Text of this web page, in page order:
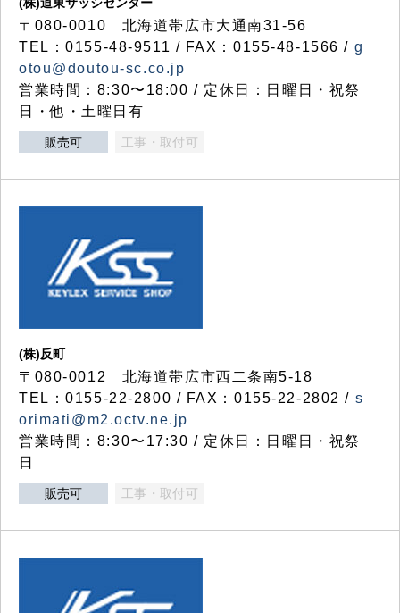
〒080-0010 北海道帯広市大通南31-56
TEL：0155-48-9511 / FAX：0155-48-1566 / g
otou@doutou-sc.co.jp
営業時間：8:30〜18:00 / 定休日：日曜日・祝祭
日・他・土曜日有
販売可 工事・取付可
(株)反町
〒080-0012 北海道帯広市西二条南5-18
TEL：0155-22-2800 / FAX：0155-22-2802 / s
orimati@m2.octv.ne.jp
営業時間：8:30〜17:30 / 定休日：日曜日・祝祭
日
販売可 工事・取付可